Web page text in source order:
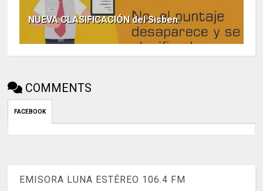
NUEVA CLASIFICACIÓN del Sisben.
COMMENTS
FACEBOOK
EMISORA LUNA ESTÉREO 106.4 FM